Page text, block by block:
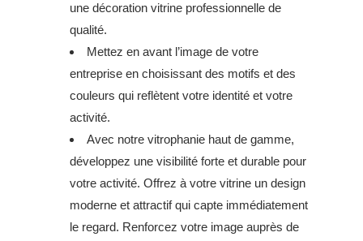
une décoration vitrine professionnelle de
qualité.
Mettez en avant l’image de votre
entreprise en choisissant des motifs et des
couleurs qui reflètent votre identité et votre
activité.
Avec notre vitrophanie haut de gamme,
développez une visibilité forte et durable pour
votre activité. Offrez à votre vitrine un design
moderne et attractif qui capte immédiatement
le regard. Renforcez votre image auprès de